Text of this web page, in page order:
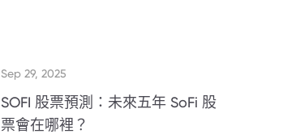
Sep 29, 2025
SOFI 股票預測：未來五年 SoFi 股
票會在哪裡？